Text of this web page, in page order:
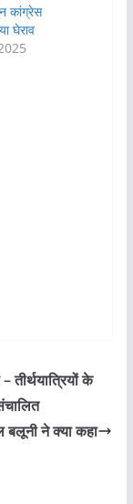
कांग्रेस
घेराव
के
बलूनी ने क्या कहा